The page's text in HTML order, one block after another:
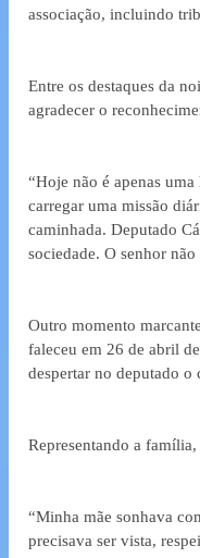
associação, incluindo
Entre os destaques da
agradecer o
“Hoje não é apenas
carregar uma missão
caminhada. Deputado
sociedade. O senhor
Outro momento
faleceu em 26 de abril
despertar no deputado o
Representando a
“Minha mãe sonhava
precisava ser vista,